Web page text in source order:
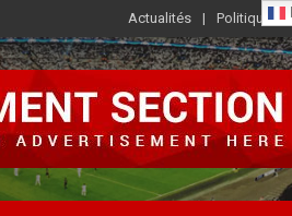
Actualités Politique de